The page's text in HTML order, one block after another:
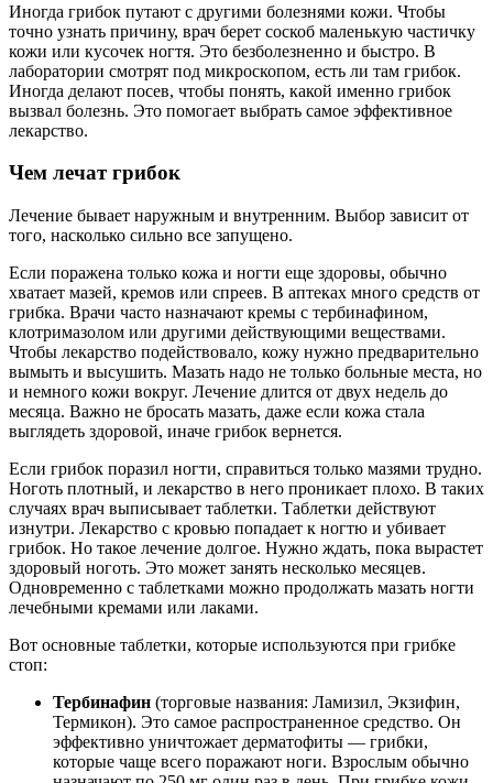
Иногда грибок путают с другими болезнями кожи. Чтобы
точно узнать причину, врач берет соскоб маленькую частичку
кожи или кусочек ногтя. Это безболезненно и быстро. В
лаборатории смотрят под микроскопом, есть ли там грибок.
Иногда делают посев, чтобы понять, какой именно грибок
вызвал болезнь. Это помогает выбрать самое эффективное
лекарство.
Чем лечат грибок
Лечение бывает наружным и внутренним. Выбор зависит от
того, насколько сильно все запущено.
Если поражена только кожа и ногти еще здоровы, обычно
хватает мазей, кремов или спреев. В аптеках много средств от
грибка. Врачи часто назначают кремы с тербинафином,
клотримазолом или другими действующими веществами.
Чтобы лекарство подействовало, кожу нужно предварительно
вымыть и высушить. Мазать надо не только больные места, но
и немного кожи вокруг. Лечение длится от двух недель до
месяца. Важно не бросать мазать, даже если кожа стала
выглядеть здоровой, иначе грибок вернется.
Если грибок поразил ногти, справиться только мазями трудно.
Ноготь плотный, и лекарство в него проникает плохо. В таких
случаях врач выписывает таблетки. Таблетки действуют
изнутри. Лекарство с кровью попадает к ногтю и убивает
грибок. Но такое лечение долгое. Нужно ждать, пока вырастет
здоровый ноготь. Это может занять несколько месяцев.
Одновременно с таблетками можно продолжать мазать ногти
лечебными кремами или лаками.
Вот основные таблетки, которые используются при грибке
стоп:
Тербинафин (торговые названия: Ламизил, Экзифин,
Термикон). Это самое распространенное средство. Он
эффективно уничтожает дерматофиты — грибки,
которые чаще всего поражают ноги. Взрослым обычно